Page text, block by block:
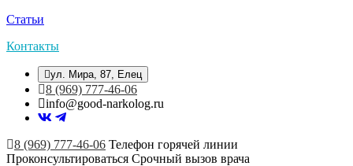
Статьи
Контакты
ул. Мира, 87, Елец
8 (969) 777-46-06
info@good-narkolog.ru
8 (969) 777-46-06 Телефон горячей линии
Проконсультироваться Срочный вызов врача